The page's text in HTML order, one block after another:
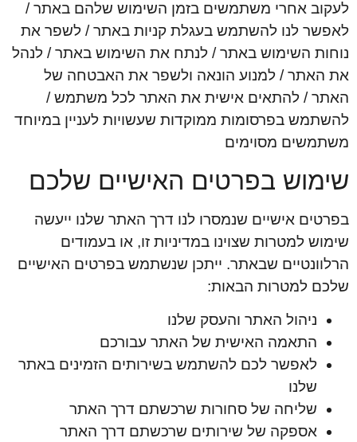
לעקוב אחרי משתמשים בזמן השימוש שלהם באתר /
לאפשר לנו להשתמש בעגלת קניות באתר / לשפר את
נוחות השימוש באתר / לנתח את השימוש באתר / לנהל
את האתר / למנוע הונאה ולשפר את האבטחה של
האתר / להתאים אישית את האתר לכל משתמש /
להשתמש בפרסומות ממוקדות שעשויות לעניין במיוחד
משתמשים מסוימים
שימוש בפרטים האישיים שלכם
בפרטים אישיים שנמסרו לנו דרך האתר שלנו ייעשה
שימוש למטרות שצוינו במדיניות זו, או בעמודים
הרלוונטיים שבאתר. ייתכן שנשתמש בפרטים האישיים
שלכם למטרות הבאות:
ניהול האתר והעסק שלנו
התאמה האישית של האתר עבורכם
לאפשר לכם להשתמש בשירותים הזמינים באתר
שלנו
שליחה של סחורות שרכשתם דרך האתר
אספקה של שירותים שרכשתם דרך האתר